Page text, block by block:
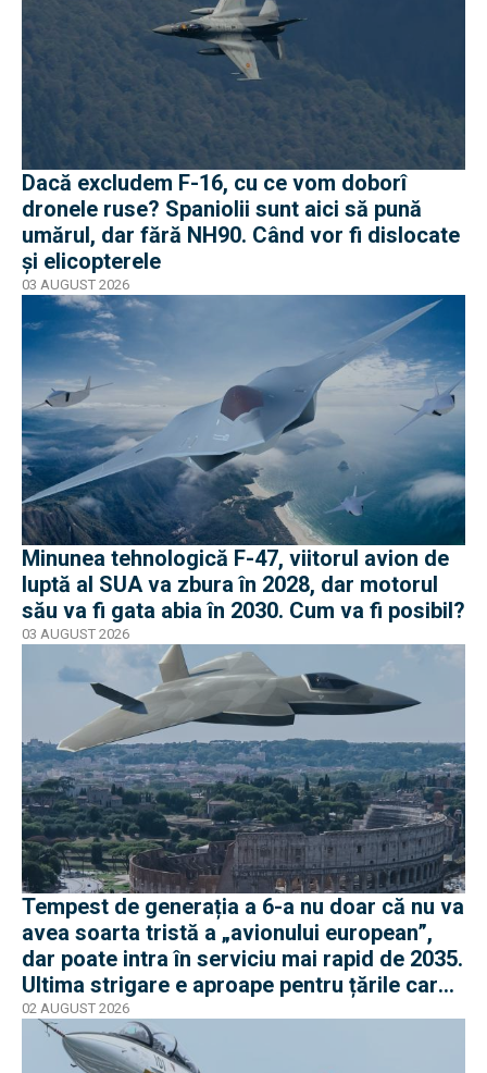
Dacă excludem F-16, cu ce vom doborî
dronele ruse? Spaniolii sunt aici să pună
umărul, dar fără NH90. Când vor fi dislocate
și elicopterele
03 AUGUST 2026
Minunea tehnologică F-47, viitorul avion de
luptă al SUA va zbura în 2028, dar motorul
său va fi gata abia în 2030. Cum va fi posibil?
03 AUGUST 2026
Tempest de generația a 6-a nu doar că nu va
avea soarta tristă a „avionului european”,
dar poate intra în serviciu mai rapid de 2035.
Ultima strigare e aproape pentru țările care
vor în program
02 AUGUST 2026